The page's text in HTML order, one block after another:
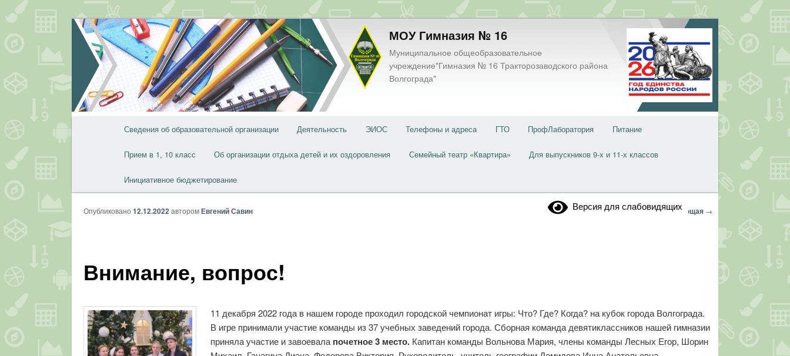
Перейти
к
основному
содержимому
МОУ Гимназия № 16
Муниципальное общеобразовательное
учреждение"Гимназия № 16 Тракторозаводского района
Волгограда"
Сведения об образовательной организации Деятельность ЭИОС Телефоны и адреса ГТО ПрофЛаборатория Питание
Прием в 1, 10 класс Об организации отдыха детей и их оздоровления Семейный театр «Квартира» Для выпускников 9-х и 11-х классов
Инициативное бюджетирование
Версия для слабовидящих
Навигация
← Предыдущая Следующая →
Внимание, вопрос!
Опубликовано 12.12.2022авторомЕвгений Савин
11 декабря 2022 года в нашем городе проходил городской чемпионат игры: Что? Где? Когда? на кубок города Волгограда.
В игре принимали участие команды из 37 учебных заведений города. Сборная команда девятиклассников нашей гимназии
приняла участие и завоевалапочетное 3 место. Капитан команды Вольнова Мария, члены команды Лесных Егор, Шорин